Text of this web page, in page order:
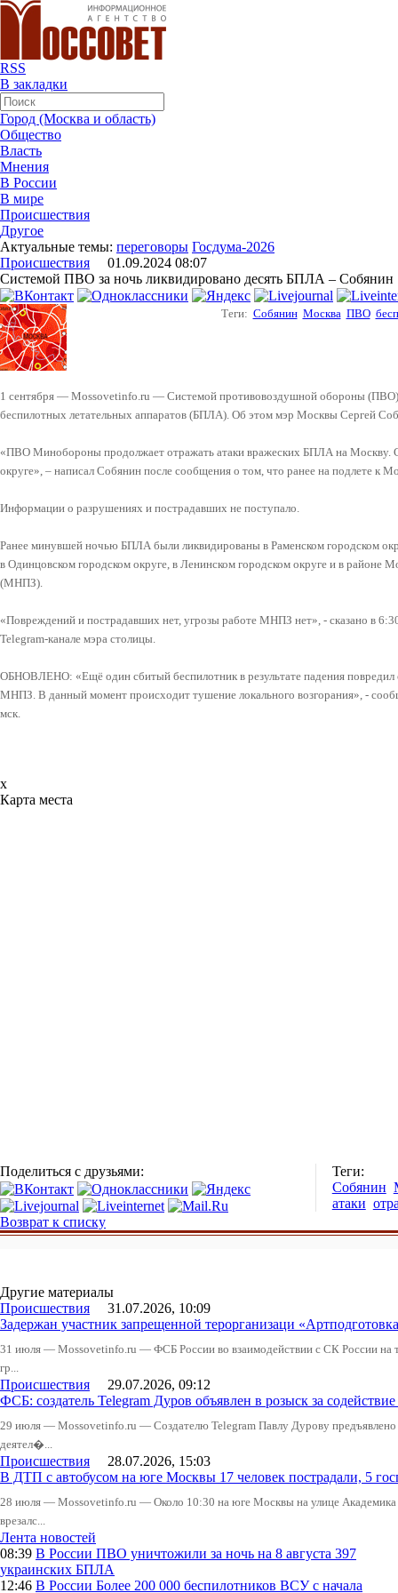
RSS
В закладки
Город (Москва и область)
Общество
Власть
Мнения
В России
В мире
Происшествия
Другое
Актуальные темы: переговоры Госдума-2026
Происшествия 01.09.2024 08:07
Системой ПВО за ночь ликвидировано десять БПЛА – Собянин
Теги: Собянин Москва ПВО
1 сентября — Mossovetinfo.ru — Системой противовоздушной обороны (ПВО)
беспилотных летательных аппаратов (БПЛА). Об этом мэр Москвы Сергей
«ПВО Минобороны продолжает отражать атаки вражеских БПЛА на Москву.
округе», – написал Собянин после сообщения о том, что ранее на подлете к
Информации о разрушениях и пострадавших не поступало.
Ранее минувшей ночью БПЛА были ликвидированы в Раменском городском
в Одинцовском городском округе, в Ленинском городском округе и в районе
(МНПЗ).
«Повреждений и пострадавших нет, угрозы работе МНПЗ нет», - сказано в
Telegram-канале мэра столицы.
ОБНОВЛЕНО: «Ещё один сбитый беспилотник в результате падения повредил
МНПЗ. В данный момент происходит тушение локального возгорания», -
мск.
x
Карта места
Поделиться с друзьями:
Теги:
Собянин
атаки
Возврат к списку
Другие материалы
Происшествия 31.07.2026, 10:09
Задержан участник запрещенной терорганизаци
31 июля — Mossovetinfo.ru — ФСБ России во взаимодействии с СК России на
гр...
Происшествия 29.07.2026, 09:12
ФСБ: создатель Telegram Дуров объявлен в розыск за
29 июля — Mossovetinfo.ru — Создателю Telegram Павлу Дурову предъявлено
деятел�...
Происшествия 28.07.2026, 15:03
В ДТП с автобусом на юге Москвы 17 человек пострадали, 5
28 июля — Mossovetinfo.ru — Около 10:30 на юге Москвы на улице Академика
врезалс...
Лента новостей
08:39 В России ПВО уничтожили за ночь на 8 августа 397
украинских БПЛА
12:46 В России Более 200 000 беспилотников ВСУ с начала